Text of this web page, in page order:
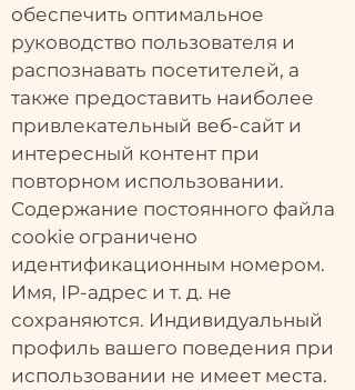
обеспечить оптимальное
руководство пользователя и
распознавать посетителей, а
также предоставить наиболее
привлекательный веб-сайт и
интересный контент при
повторном использовании.
Содержание постоянного файла
cookie ограничено
идентификационным номером.
Имя, IP-адрес и т. д. не
сохраняются. Индивидуальный
профиль вашего поведения при
использовании не имеет места.